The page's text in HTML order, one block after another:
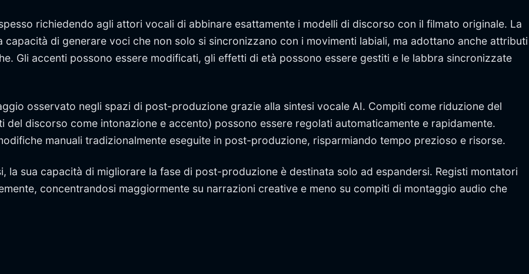
richiedendo agli attori vocali di abbinare esattamente i modelli di discorso con il filmato originale. La
di generare voci che non solo si sincronizzano con i movimenti labiali, ma adottano anche attributi
Gli accenti possono essere modificati, gli effetti di età possono essere gestiti e le labbra sincronizzate
osservato negli spazi di post-produzione grazie alla sintesi vocale AI. Compiti come riduzione del
del discorso come intonazione e accento) possono essere regolati automaticamente e rapidamente.
manuali tradizionalmente eseguite in post-produzione, risparmiando tempo prezioso e risorse.
la sua capacità di migliorare la fase di post-produzione è destinata solo ad espandersi. Registi montatori
concentrandosi maggiormente su narrazioni creative e meno su compiti di montaggio audio che